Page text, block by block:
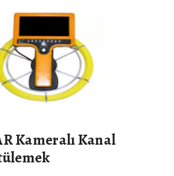
Kameralı Kanal